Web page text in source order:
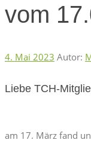
vom
4. Mai 2023 Autor:
Liebe TCH-
am 17. März fand